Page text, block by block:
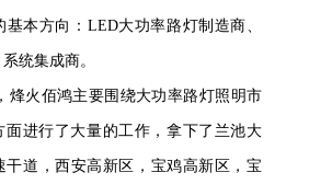
基本方向：LED大功率路灯制造商、
统集成商。
烽火佰鸿主要围绕大功率路灯照明市
面进行了大量的工作，拿下了兰池大
干道，西安高新区，宝鸡高新区，宝